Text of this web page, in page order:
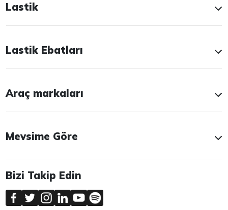
Lastik
Lastik Ebatları
Araç markaları
Mevsime Göre
Bizi Takip Edin